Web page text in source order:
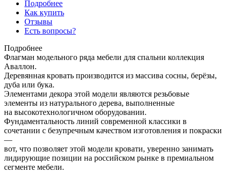
Подробнее
Как купить
Отзывы
Есть вопросы?
Подробнее
Флагман модельного ряда мебели для спальни коллекция
Аваллон.
Деревянная кровать производится из массива сосны, берёзы,
дуба или бука.
Элементами декора этой модели являются резьбовые
элементы из натурального дерева, выполненные
на высокотехнологичном оборудовании.
Фундаментальность линий современной классики в
сочетании с безупречным качеством изготовления и покраски
—
вот, что позволяет этой модели кровати, уверенно занимать
лидирующие позиции на российском рынке в премиальном
сегменте мебели.